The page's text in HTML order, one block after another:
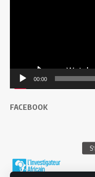
00:00
FACEBOOK